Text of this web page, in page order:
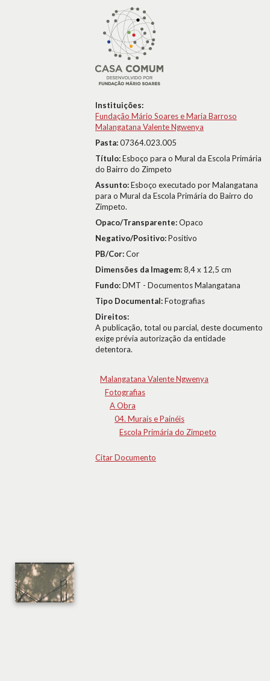
Instituições:
Fundação Mário Soares e Maria Barroso
Malangatana Valente Ngwenya
Pasta:07364.023.005
Título:Esboço para o Mural da Escola Primária
do Bairro do Zimpeto
Assunto:Esboço executado por Malangatana
para o Mural da Escola Primária do Bairro do
Zimpeto.
Opaco/Transparente:Opaco
Negativo/Positivo:Positivo
PB/Cor:Cor
Dimensões da Imagem:8,4 x 12,5 cm
Fundo:DMT - Documentos Malangatana
Tipo Documental:Fotografias
Direitos:
A publicação, total ou parcial, deste documento
exige prévia autorização da entidade
detentora.
Malangatana Valente Ngwenya
Fotografias
A Obra
04. Murais e Painéis
Escola Primária do Zimpeto
Citar Documento